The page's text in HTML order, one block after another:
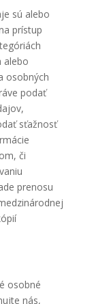
sú alebo
prístup
alebo
osobných
podať
sťažnosť
či
prenosu
osobné
nás,